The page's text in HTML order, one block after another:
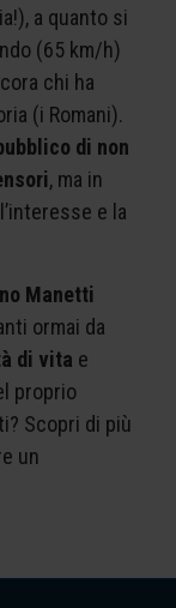
a quanto si
(65 km/h)
chi ha
(i Romani).
di non
, ma in
e la
Manetti
ormai da
di vita e
proprio
Scopri di più
un